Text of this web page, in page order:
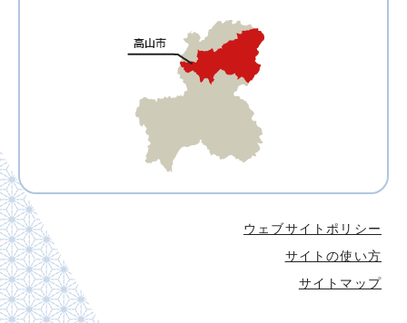
ウェブサイトポリシー
サイトの使い方
サイトマップ